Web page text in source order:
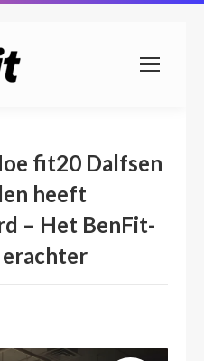
fit20 Dalfsen
heeft
– Het BenFit-